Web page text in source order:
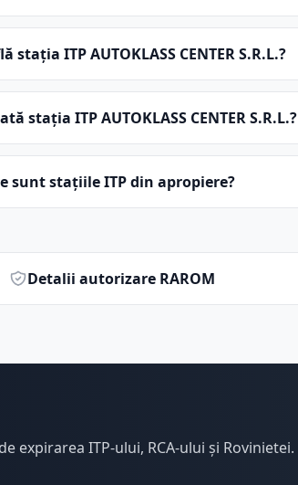
stația ITP AUTOKLASS CENTER S.R.L.?
stația ITP AUTOKLASS CENTER S.R.L.?
sunt stațiile ITP din apropiere?
Detalii autorizare RAROM
expirarea ITP-ului, RCA-ului și Rovinietei.